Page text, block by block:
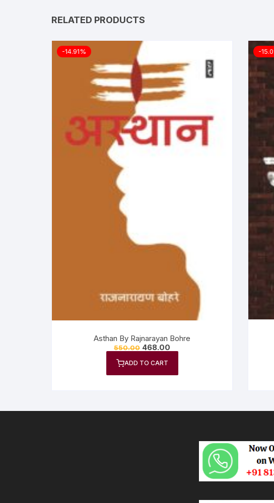
RELATED PRODUCTS
-14.91%
Asthan By Rajnarayan Bohre
550.00 468.00
ADD TO CART
-